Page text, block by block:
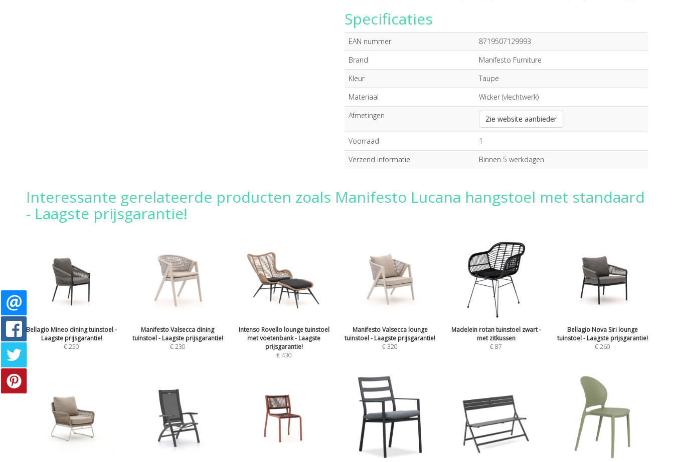
Specificaties
EAN nummer
8719507129993
Brand
Manifesto Furniture
Kleur
Taupe
Materiaal
Wicker (vlechtwerk)
Afmetingen
Zie website aanbieder
Voorraad
1
Verzend informatie
Binnen 5 werkdagen
Interessante gerelateerde producten zoals Manifesto Lucana hangstoel met standaard
- Laagste prijsgarantie!
Bellagio Mineo dining tuinstoel -
Laagste prijsgarantie!
€ 250
Manifesto Valsecca dining
tuinstoel - Laagste prijsgarantie!
€ 230
Intenso Rovello lounge tuinstoel
met voetenbank - Laagste
prijsgarantie!
€ 430
Manifesto Valsecca lounge
tuinstoel - Laagste prijsgarantie!
€ 320
Madelein rotan tuinstoel zwart -
met zitkussen
€ 87
Bellagio Nova Siri lounge
tuinstoel - Laagste prijsgarantie!
€ 260